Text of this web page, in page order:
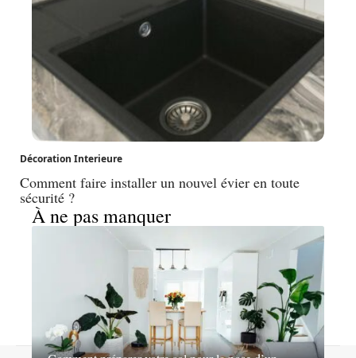
Décoration Interieure
Comment faire installer un nouvel évier en toute
sécurité ?
À ne pas manquer